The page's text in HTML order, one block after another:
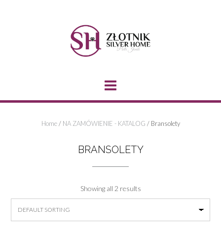
Home/ NA ZAMÓWIENIE - KATALOG / Bransolety
BRANSOLETY
Showing all 2 results